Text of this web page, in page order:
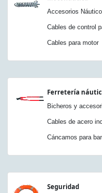
Accesorios
Cables de control
Cables para motor
Ferretería
Bicheros y
Cables de acero
Cáncamos para
Seguridad